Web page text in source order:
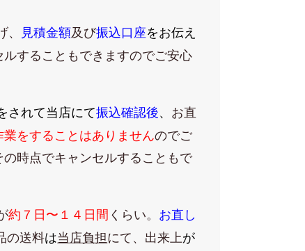
見積金額及び振込口座をお伝え
することもできますのでご安心
されて当店にて振込確認後、 お直
をすることはありませんのでご
時点でキャンセルすることもで
約７日〜１４日間 くらい。 お直し
の送料は当店負担にて、出来上が